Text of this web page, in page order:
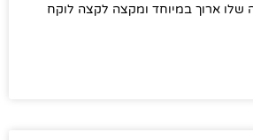
ארוך במיוחד ומקצה לקצה לוקח